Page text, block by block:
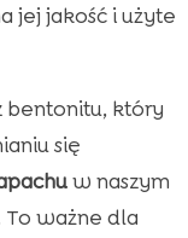
jej jakość i użyte
bentonitu, który
się
w naszym
ważne dla